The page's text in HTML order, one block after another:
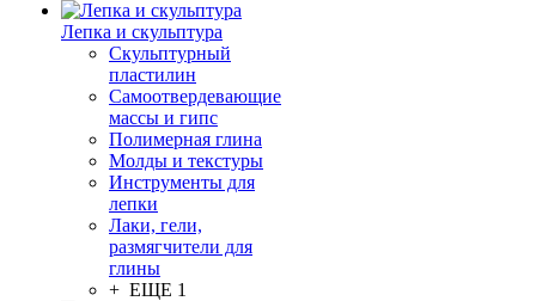
Лепка и скульптура
Скульптурный
пластилин
Самоотвердевающие
массы и гипс
Полимерная глина
Молды и текстуры
Инструменты для
лепки
Лаки, гели,
размягчители для
глины
+ ЕЩЕ 1